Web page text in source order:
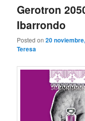
Gerotron
Ibarrondo
Posted on20
Teresa